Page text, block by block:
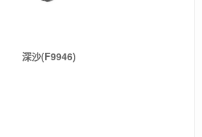
深沙(F9946)